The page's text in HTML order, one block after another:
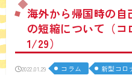
海外から帰国時の
の短縮について（
1/29）
2022.01.29 コラム 新型コロ